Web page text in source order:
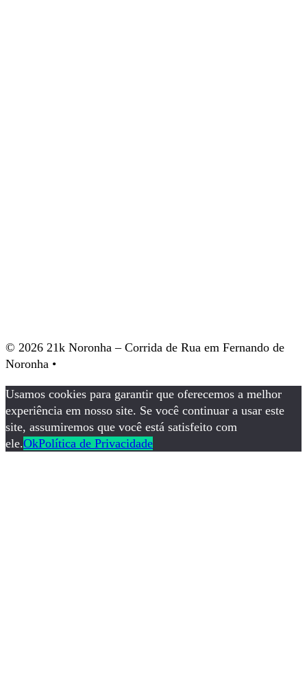
© 2026 21k Noronha – Corrida de Rua em Fernando de
Noronha •
Usamos cookies para garantir que oferecemos a melhor
experiência em nosso site. Se você continuar a usar este
site, assumiremos que você está satisfeito com
ele.OkPolítica de Privacidade